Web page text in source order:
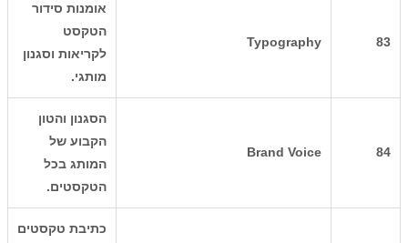
83
Typography
אומנות סידור
הטקסט
לקריאות וסגנון
מותגי.
84
Brand Voice
הסגנון והטון
הקבוע של
המותג בכל
הטקסטים.
כתיבת טקסטים